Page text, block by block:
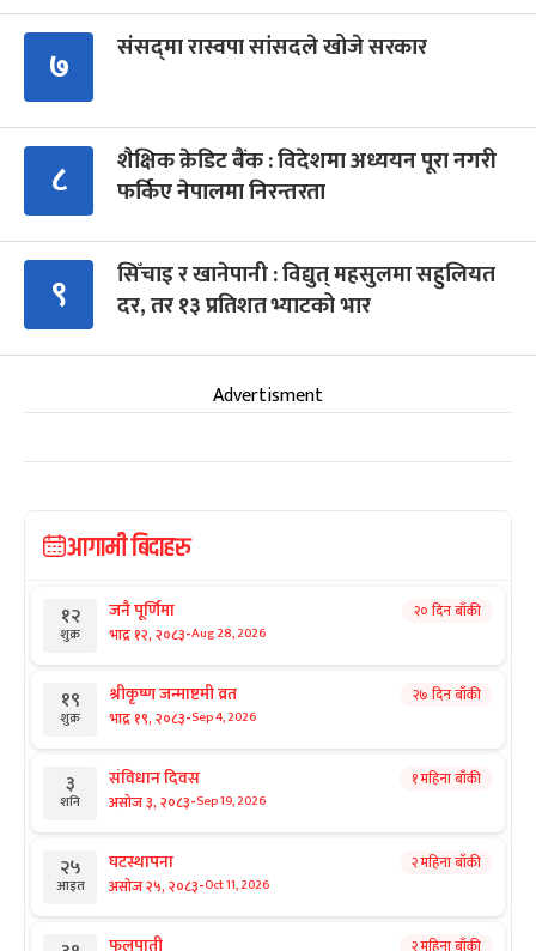
७ संसद्‍मा रास्वपा सांसदले खोजे सरकार
८
शैक्षिक क्रेडिट बैंक : विदेशमा अध्ययन पूरा नगरी
फर्किए नेपालमा निरन्तरता
९
सिँचाइ र खानेपानी : विद्युत् महसुलमा सहुलियत
दर, तर १३ प्रतिशत भ्याटको भार
Advertisment
आगामी बिदाहरु
१२
शुक्र
जनै पूर्णिमा
भाद्र १२, २०८३-Aug 28, 2026
२० दिन बाँकी
१९
शुक्र
श्रीकृष्ण जन्माष्टमी व्रत
भाद्र १९, २०८३-Sep 4, 2026
२७ दिन बाँकी
३
शनि
संविधान दिवस
असोज ३, २०८३-Sep 19, 2026
१ महिना बाँकी
२५
आइत
घटस्थापना
असोज २५, २०८३-Oct 11, 2026
२ महिना बाँकी